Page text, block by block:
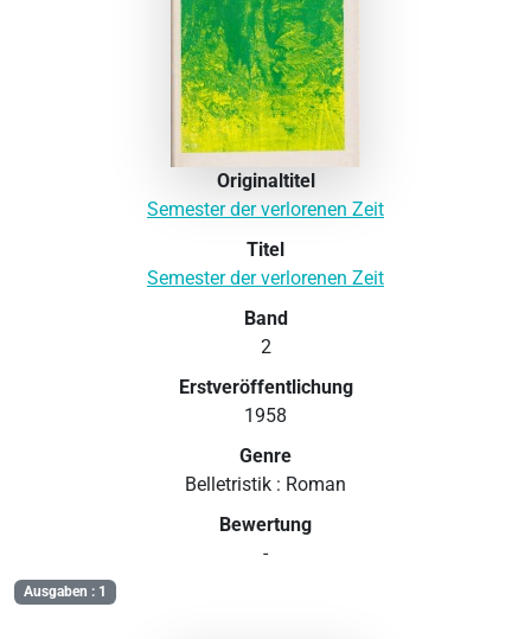
Originaltitel
Semester der verlorenen Zeit
Titel
Semester der verlorenen Zeit
Band
2
Erstveröffentlichung
1958
Genre
Belletristik : Roman
Bewertung
-
Ausgaben : 1